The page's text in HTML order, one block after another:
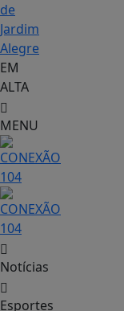
de
Jardim
Alegre
EM
ALTA
MENU
Notícias
Esportes